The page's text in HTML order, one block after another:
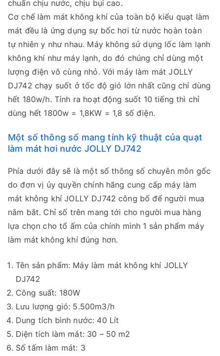
chuẩn chịu nước, chịu bụi cao.
Cơ chế làm mát không khí của toàn bộ kiểu quạt làm
mát đều là ứng dụng sự bốc hơi từ nước hoàn toàn
tự nhiên y như nhau. Máy không sử dụng lốc làm lạnh
không khí như máy lạnh, do đó chúng chỉ dùng một
lượng điện vô cùng nhỏ. Với máy làm mát JOLLY
DJ742 chạy suốt ở tốc độ gió lớn nhất cũng chỉ dùng
hết 180w/h. Tính ra hoạt động suốt 10 tiếng thì chỉ
dùng hết 1800w = 1,8KW = 1,8 số điện.
Một số thông số mang tính kỹ thuật của quạt
làm mát hơi nước JOLLY DJ742
Phía dưới đây sẽ là một số thông số chuyên môn gốc
do đơn vị ủy quyền chính hãng cung cấp máy làm
mát không khí JOLLY DJ742 công bố để người mua
nắm bắt. Chỉ số trên mang tới cho người mua hàng
lựa chọn cho tổ ấm của chính mình 1 sản phẩm máy
làm mát không khí đúng hơn.
Tên sản phẩm: Máy làm mát không khí JOLLY
DJ742
Công suất: 180W
Lưu lượng gió: 5.500m3/h
Dung tích bình nước: 40 Lít
Diện tích làm mát: 30 – 50 m2
Số tấm làm mát: 3